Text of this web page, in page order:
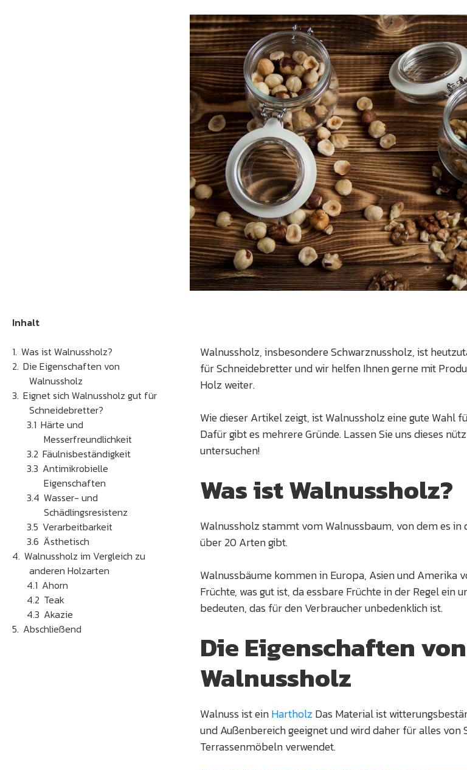
Walnussholz, insbesondere Schwarznussholz, ist
für Schneidebretter und wir helfen Ihnen gerne mit
Holz weiter.
Wie dieser Artikel zeigt, ist Walnussholz eine gute Wahl
Dafür gibt es mehrere Gründe. Lassen Sie uns dieses
untersuchen!
Was ist Walnussholz?
Walnussholz stammt vom Walnussbaum, von dem es in
über 20 Arten gibt.
Walnussbäume kommen in Europa, Asien und Amerika
Früchte, was gut ist, da essbare Früchte in der Regel ein
bedeuten, das für den Verbraucher unbedenklich ist.
Die Eigenschaften von
Walnussholz
Walnuss ist einHartholz Das Material ist
und Außenbereich geeignet und wird daher für alles von
Terrassenmöbeln verwendet.
Inhalt
Was ist Walnussholz?
Die Eigenschaften von
Walnussholz
Eignet sich Walnussholz gut für
Schneidebretter?
Härte und
Messerfreundlichkeit
Fäulnisbeständigkeit
Antimikrobielle
Eigenschaften
Wasser- und
Schädlingsresistenz
Verarbeitbarkeit
Ästhetisch
Walnussholz im Vergleich zu
anderen Holzarten
Ahorn
Teak
Akazie
Abschließend